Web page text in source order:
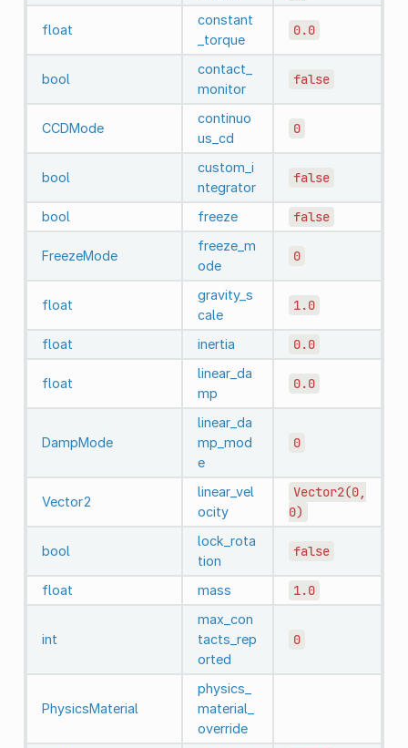
float
constant
_torque
0.0
bool
contact_
monitor
false
CCDMode
continuo
us_cd
0
bool
custom_i
ntegrator
false
bool freeze false
FreezeMode
freeze_m
ode
0
float
gravity_s
cale
1.0
float inertia 0.0
float
linear_da
mp
0.0
DampMode
linear_da
mp_mod
e
0
Vector2
linear_vel
ocity
Vector2(0,
0)
bool
lock_rota
tion
false
float mass 1.0
int
max_con
tacts_rep
orted
0
PhysicsMaterial
physics_
material_
override